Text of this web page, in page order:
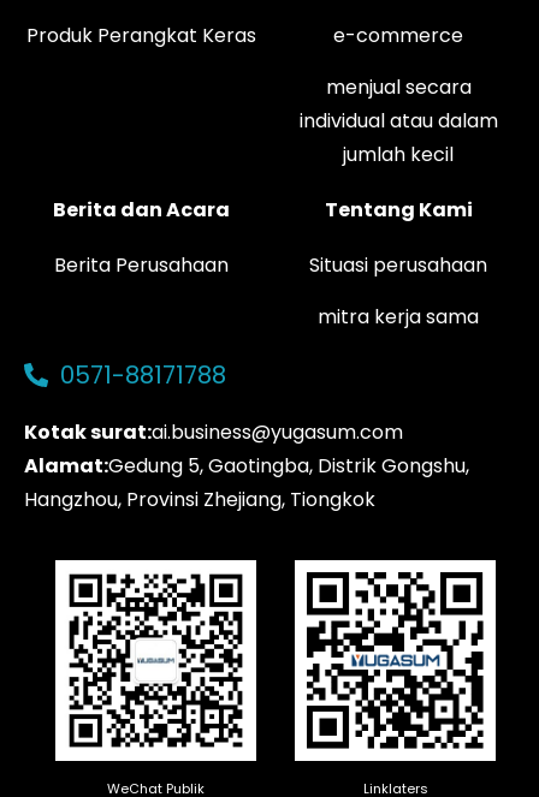
Produk Perangkat Keras
e-commerce
menjual secara
individual atau dalam
jumlah kecil
Berita dan Acara
Berita Perusahaan
Tentang Kami
Situasi perusahaan
mitra kerja sama
0571-88171788
Kotak surat:ai.business@yugasum.com
Alamat:Gedung 5, Gaotingba, Distrik Gongshu,
Hangzhou, Provinsi Zhejiang, Tiongkok
WeChat Publik Linklaters